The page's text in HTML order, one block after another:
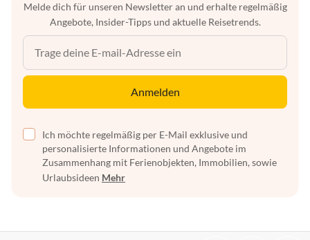
Melde dich für unseren Newsletter an und erhalte regelmäßig
Angebote, Insider-Tipps und aktuelle Reisetrends.
Anmelden
Ich möchte regelmäßig per E-Mail exklusive und
personalisierte Informationen und Angebote im
Zusammenhang mit Ferienobjekten, Immobilien, sowie
Urlaubsideen Mehr